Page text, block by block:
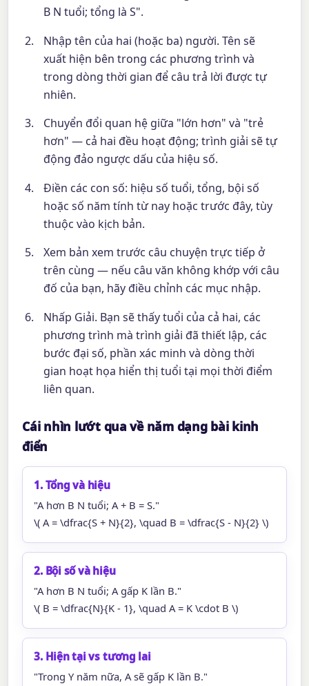
B N tuổi; tổng là S".
Nhập tên của hai (hoặc ba) người. Tên sẽ
xuất hiện bên trong các phương trình và
trong dòng thời gian để câu trả lời được tự
nhiên.
Chuyển đổi quan hệ giữa "lớn hơn" và "trẻ
hơn" — cả hai đều hoạt động; trình giải sẽ tự
động đảo ngược dấu của hiệu số.
Điền các con số: hiệu số tuổi, tổng, bội số
hoặc số năm tính từ nay hoặc trước đây, tùy
thuộc vào kịch bản.
Xem bản xem trước câu chuyện trực tiếp ở
trên cùng — nếu câu văn không khớp với câu
đố của bạn, hãy điều chỉnh các mục nhập.
Nhấp Giải. Bạn sẽ thấy tuổi của cả hai, các
phương trình mà trình giải đã thiết lập, các
bước đại số, phần xác minh và dòng thời
gian hoạt họa hiển thị tuổi tại mọi thời điểm
liên quan.
Cái nhìn lướt qua về năm dạng bài kinh
điển
1. Tổng và hiệu
"A hơn B N tuổi; A + B = S."
\( A = \dfrac{S + N}{2}, \quad B = \dfrac{S - N}{2} \)
2. Bội số và hiệu
"A hơn B N tuổi; A gấp K lần B."
\( B = \dfrac{N}{K - 1}, \quad A = K \cdot B \)
3. Hiện tại vs tương lai
"Trong Y năm nữa, A sẽ gấp K lần B."